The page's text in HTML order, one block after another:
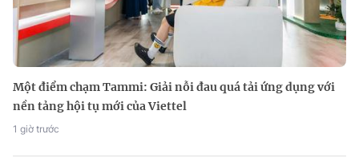
Một điểm chạm Tammi: Giải nỗi đau quá tải ứng dụng với
nền tảng hội tụ mới của Viettel
1 giờ trước